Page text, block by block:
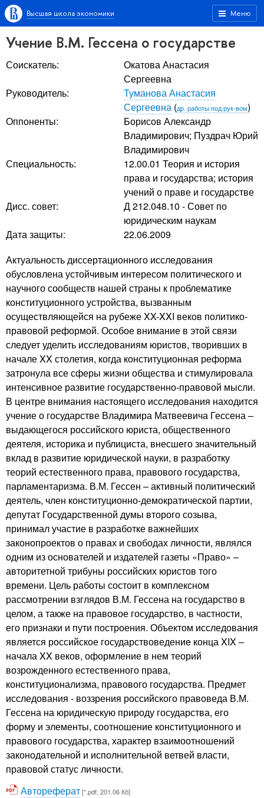
Меню
Высшая школа экономики
Учение В.М. Гессена о государстве
Соискатель:
Окатова Анастасия
Сергеевна
Руководитель:
Туманова Анастасия
Сергеевна (др. работы под рук-вом)
Оппоненты:
Борисов Александр
Владимирович; Пуздрач Юрий
Владимирович
Специальность:
12.00.01 Теория и история
права и государства; история
учений о праве и государстве
Дисс. совет:
Д 212.048.10 - Совет по
юридическим наукам
Дата защиты:
22.06.2009
Актуальность диссертационного исследования
обусловлена устойчивым интересом политического и
научного сообществ нашей страны к проблематике
конституционного устройства, вызванным
осуществляющейся на рубеже XX-XXI веков политико-
правовой реформой. Особое внимание в этой связи
следует уделить исследованиям юристов, творивших в
начале XX столетия, когда конституционная реформа
затронула все сферы жизни общества и стимулировала
интенсивное развитие государственно-правовой мысли.
В центре внимания настоящего исследования находится
учение о государстве Владимира Матвеевича Гессена –
выдающегося российского юриста, общественного
деятеля, историка и публициста, внесшего значительный
вклад в развитие юридической науки, в разработку
теорий естественного права, правового государства,
парламентаризма. В.М. Гессен – активный политический
деятель, член конституционно-демократической партии,
депутат Государственной думы второго созыва,
принимал участие в разработке важнейших
законопроектов о правах и свободах личности, являлся
одним из основателей и издателей газеты «Право» –
авторитетной трибуны российских юристов того
времени. Цель работы состоит в комплексном
рассмотрении взглядов В.М. Гессена на государство в
целом, а также на правовое государство, в частности,
его признаки и пути построения. Объектом исследования
является российское государствоведение конца XIX –
начала XX веков, оформление в нем теорий
возрожденного естественного права,
конституционализма, правового государства. Предмет
исследования - воззрения российского правоведа В.М.
Гессена на юридическую природу государства, его
форму и элементы, соотношение конституционного и
правового государства, характер взаимоотношений
законодательной и исполнительной ветвей власти,
правовой статус личности.
Автореферат[*.pdf, 201.06 Кб]